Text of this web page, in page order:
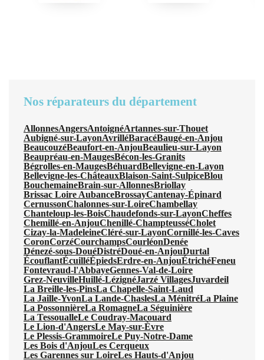
Nos réparateurs du département
AllonnesAngersAntoignéArtannes-sur-Thouet
Aubigné-sur-LayonAvrilléBaracéBaugé-en-Anjou
BeaucouzéBeaufort-en-AnjouBeaulieu-sur-Layon
Beaupréau-en-MaugesBécon-les-Granits
Bégrolles-en-MaugesBéhuardBellevigne-en-Layon
Bellevigne-les-ChâteauxBlaison-Saint-SulpiceBlou
BouchemaineBrain-sur-AllonnesBriollay
Brissac Loire AubanceBrossayCantenay-Épinard
CernussonChalonnes-sur-LoireChambellay
Chanteloup-les-BoisChaudefonds-sur-LayonCheffes
Chemillé-en-AnjouChenillé-ChampteusséCholet
Cizay-la-MadeleineCléré-sur-LayonCornillé-les-Caves
CoronCorzéCourchampsCourléonDenée
Dénezé-sous-DouéDistréDoué-en-AnjouDurtal
ÉcouflantÉcuilléÉpiedsErdre-en-AnjouÉtrichéFeneu
Fontevraud-l'AbbayeGennes-Val-de-Loire
Grez-NeuvilleHuillé-LézignéJarzé VillagesJuvardeil
La Breille-les-PinsLa Chapelle-Saint-Laud
La Jaille-YvonLa Lande-ChaslesLa MénitréLa Plaine
La PossonnièreLa RomagneLa Séguinière
La TessoualleLe Coudray-Macouard
Le Lion-d'AngersLe May-sur-Èvre
Le Plessis-GrammoireLe Puy-Notre-Dame
Les Bois d'AnjouLes Cerqueux
Les Garennes sur LoireLes Hauts-d'Anjou